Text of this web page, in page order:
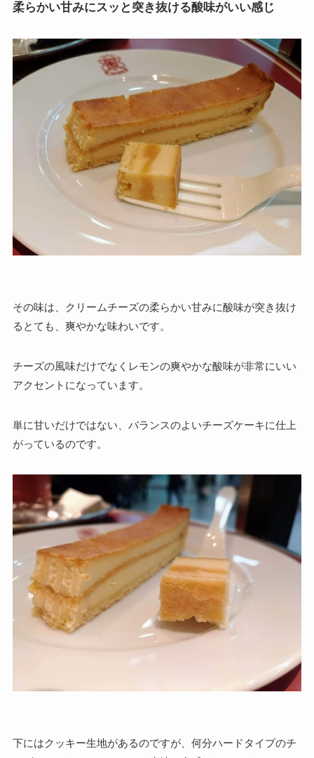
柔らかい甘みにスッと突き抜ける酸味がいい感じ
その味は、
クリームチーズの柔らかい甘みに酸味が突き抜け
るとても、爽やかな味わいです。
チーズの風味だけでなくレモンの爽やかな酸味が非常にいい
アクセントになっています。
単に甘いだけではない、バランスのよいチーズケーキに仕上
がっているのです。
下にはクッキー生地があるのですが、何分ハードタイプのチ